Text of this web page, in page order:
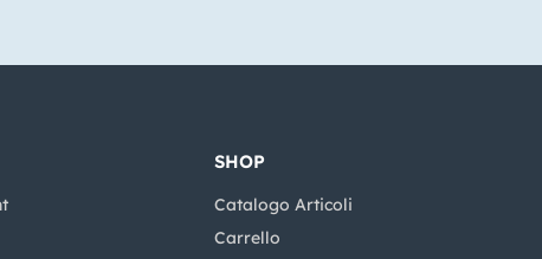
SHOP
Catalogo Articoli
Carrello